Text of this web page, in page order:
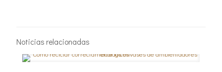
Noticias relacionadas